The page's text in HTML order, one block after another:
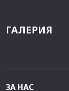
ГАЛЕРИЯ
ЗА НАС